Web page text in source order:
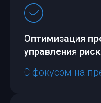
Оптимизация
управления
С фокусом на